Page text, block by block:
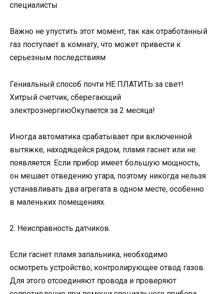
специалисты
Важно не упустить этот момент, так как отработанный
газ поступает в комнату, что может привести к
серьезным последствиям
Гениальный способ почти НЕ ПЛАТИТЬ за свет!
Хитрый счетчик, сберегающий
электроэнергиюОкупается за 2 месяца!
Иногда автоматика срабатывает при включенной
вытяжке, находящейся рядом, пламя гаснет или не
появляется. Если прибор имеет большую мощность,
он мешает отведению угара, поэтому никогда нельзя
устанавливать два агрегата в одном месте, особенно
в маленьких помещениях.
2. Неисправность датчиков.
Если гаснет пламя запальника, необходимо
осмотреть устройство, контролирующее отвод газов.
Для этого отсоединяют провода и проверяют